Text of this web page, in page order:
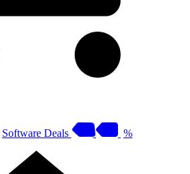
Software Deals %